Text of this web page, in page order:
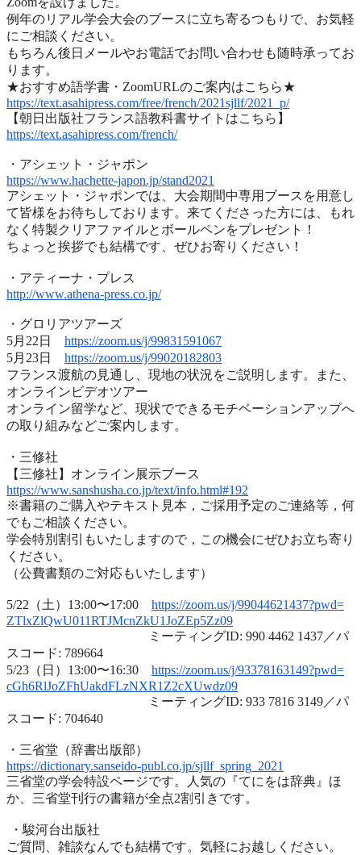
例年のリアル学会大会のブースに立ち寄るつもりで、 お気軽
にご相談ください。
もちろん後日メールやお電話でお問い合わせも随時承ってお
ります。
★おすすめ語学書・ZoomURLのご案内はこちら★
https://text.asahipress.com/free/french/2021sjllf/2021_p/
【朝日出版社フランス語教科書サイトはこちら】
https://text.asahipress.com/french/
・アシェット・ジャポン
https://www.hachette-japon.jp/stand2021
アシェット・ジャポンでは、 大会期間中専用ブースを用意し
て皆様をお待ちしております。 来てくださった方には、
もれ
なく特製クリアファイルとボールペンをプレゼント！
ちょっと挨拶でも結構です、ぜひお寄りください！
・アティーナ・プレス
http://www.athena-press.co.jp/
・グロリアツアーズ
5月22日 https://zoom.us/j/99831591067
5月23日 https://zoom.us/j/99020182803
フランス渡航の見通し、現地の状況をご説明します。また、
オンラインビデオツアー
オンライン留学など、 現状でできるモチベーションアップへ
の取り組みなどご案内します。
・三修社
【三修社】オンライン展示ブース
https://www.sanshusha.co.jp/text/info.html#192
※書籍のご購入やテキスト見本，ご採用予定のご連絡等， 何
でもご相談ください。
学会特別割引もいたしますので， この機会にぜひお立ち寄り
ください。
（公費書類のご対応もいたします）
5/22（土）13:00〜17:00 https://zoom.us/j/99044621437?pwd=
ZTlxZlQwU011RTJMcnZkU1JoZEp5Zz09
ミーティングID: 990 4462 1437／パ
スコード: 789664
5/23（日）13:00〜16:30 https://zoom.us/j/93378163149?pwd=
cGh6RlJoZFhUakdFLzNXR1Z2cXUwdz09
ミーティングID: 933 7816 3149／パ
スコード: 704640
・三省堂（辞書出版部）
https://dictionary.sanseido-publ.co.jp/sjllf_spring_2021
三省堂の学会特設ページです。人気の『てにをは辞典』ほ
か、 三省堂刊行の書籍が全点2割引きです。
・駿河台出版社
ご質問、雑談なんでも結構です。気軽にお越しください。